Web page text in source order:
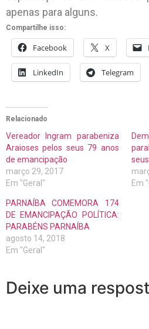
apenas para alguns.
Compartilhe isso:
Facebook X
LinkedIn Telegram
Relacionado
Vereador Ingram parabeniza
Araioses pelos seus 79 anos
de emancipação
março 29, 2017
Em "Geral"
Em
PARNAÍBA COMEMORA 174
DE EMANCIPAÇÃO POLÍTICA:
PARABÉNS PARNAÍBA
agosto 14, 2018
Em "Geral"
Deixe uma